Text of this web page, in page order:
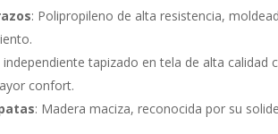
: Polipropileno de alta resistencia,
independiente tapizado en tela de alta
confort.
: Madera maciza, reconocida por su